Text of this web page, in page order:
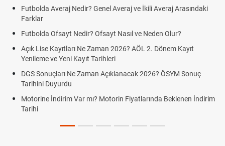
Futbolda Averaj Nedir? Genel Averaj ve İkili Averaj Arasındaki
Farklar
Futbolda Ofsayt Nedir? Ofsayt Nasıl ve Neden Olur?
Açık Lise Kayıtları Ne Zaman 2026? AÖL 2. Dönem Kayıt
Yenileme ve Yeni Kayıt Tarihleri
DGS Sonuçları Ne Zaman Açıklanacak 2026? ÖSYM Sonuç
Tarihini Duyurdu
Motorine İndirim Var mı? Motorin Fiyatlarında Beklenen İndirim
Tarihi